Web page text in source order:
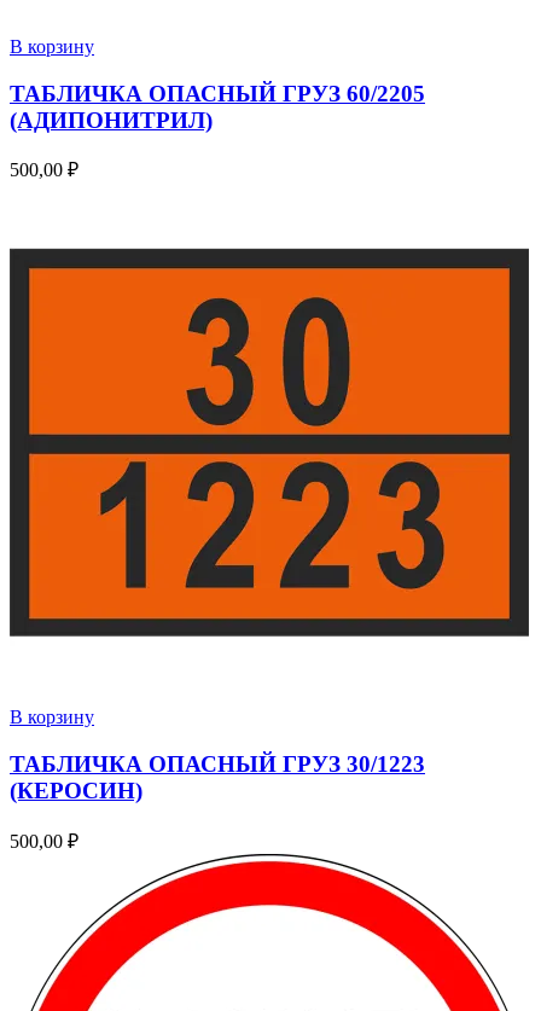
В корзину
ТАБЛИЧКА ОПАСНЫЙ ГРУЗ 60/2205
(АДИПОНИТРИЛ)
500,00 ₽
В корзину
ТАБЛИЧКА ОПАСНЫЙ ГРУЗ 30/1223
(КЕРОСИН)
500,00 ₽